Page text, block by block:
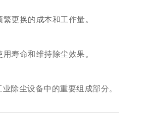
更换的成本和工作量。
寿命和维持除尘效果。
除尘设备中的重要组成部分。